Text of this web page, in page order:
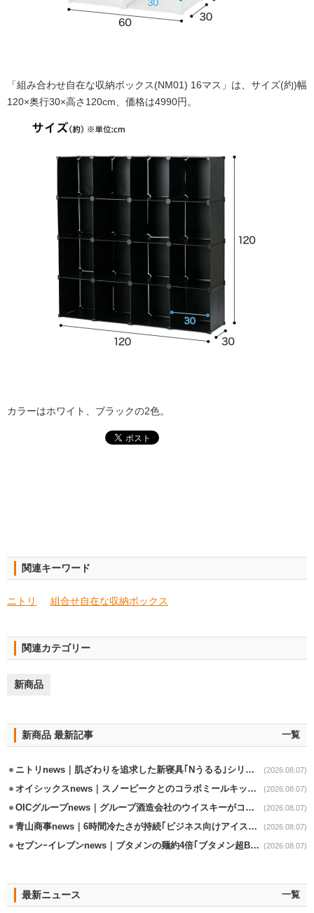
「組み合わせ自在な収納ボックス(NM01) 16マス」は、サイズ(約)幅
120×奥行30×高さ120cm、価格は4990円。
カラーはホワイト、ブラックの2色。
関連キーワード
ニトリ 組合せ自在な収納ボックス
関連カテゴリー
新商品
新商品 最新記事 一覧
ニトリnews｜肌ざわりを追求した新寝具｢Nうるる｣シリーズを発売 (2026.08.07)
オイシックスnews｜スノーピークとのコラボミールキット8/13発売 (2026.08.07)
OICグループnews｜グループ酒造会社のウイスキーがコンペティション受賞 (2026.08.07)
青山商事news｜6時間冷たさが持続｢ビジネス向けアイスベスト｣発売 (2026.08.07)
セブンｰイレブンnews｜ブタメンの麺約4倍｢ブタメン超BIG｣8/11から限定発売 (2026.08.07)
最新ニュース 一覧